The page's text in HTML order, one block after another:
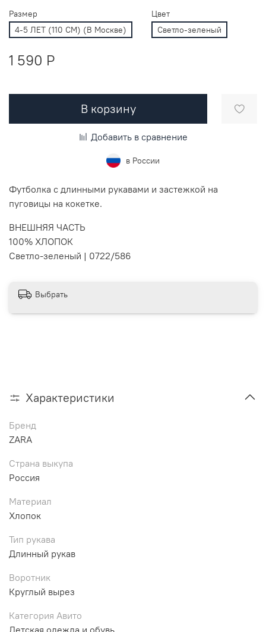
Размер
4-5 ЛЕТ (110 СМ) (В Москве)
Цвет
Светло-зеленый
1 590 P
В корзину
Добавить в сравнение
в России
Футболка с длинными рукавами и застежкой на
пуговицы на кокетке.
ВНЕШНЯЯ ЧАСТЬ
100% ХЛОПОК
Светло-зеленый | 0722/586
Выбрать
Характеристики
Бренд
ZARA
Страна выкупа
Россия
Материал
Хлопок
Тип рукава
Длинный рукав
Воротник
Круглый вырез
Категория Авито
Детская одежда и обувь